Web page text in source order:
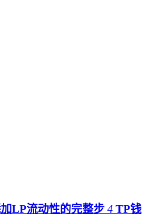
LP流动性的完整步 4 TP钱